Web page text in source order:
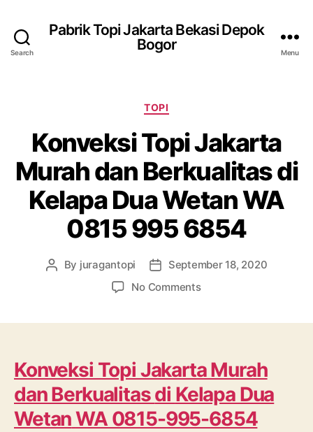
Search
Pabrik Topi Jakarta Bekasi Depok
Bogor
Menu
Categories
TOPI
Konveksi Topi Jakarta
Murah dan Berkualitas di
Kelapa Dua Wetan WA
0815 995 6854
Post
By juragantopi
PostSeptember 18, 2020
No Commentson
dan
Berkualitas
di
Kelapa
Dua
Konveksi Topi Jakarta Murah
dan Berkualitasdi Kelapa Dua
WetanWA 0815-995-6854